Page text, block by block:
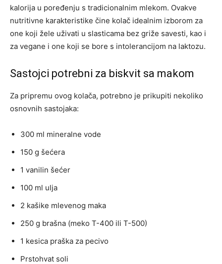
kalorija u poređenju s tradicionalnim mlekom. Ovakve
nutritivne karakteristike čine kolač idealnim izborom za
one koji žele uživati u slasticama bez griže savesti, kao i
za vegane i one koji se bore s intolerancijom na laktozu.
Sastojci potrebni za biskvit sa makom
Za pripremu ovog kolača, potrebno je prikupiti nekoliko
osnovnih sastojaka:
300 ml mineralne vode
150 g šećera
1 vanilin šećer
100 ml ulja
2 kašike mlevenog maka
250 g brašna (meko T-400 ili T-500)
1 kesica praška za pecivo
Prstohvat soli